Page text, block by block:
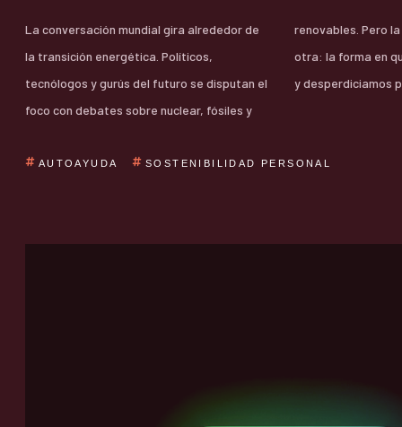
La conversación mundial gira alrededor de
la transición energética. Políticos,
tecnólogos y gurús del futuro se disputan el
foco con debates sobre nuclear, fósiles y
renovables. Pero la verdad incómoda es
otra: la forma en que comemos, caminamos
y desperdiciamos
AUTOAYUDA SOSTENIBILIDAD PERSONAL